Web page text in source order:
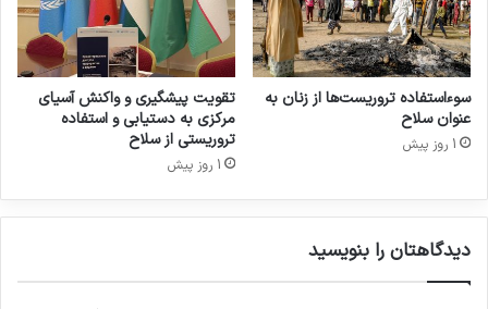
سوءاستفاده تروریست‌ها از زنان به
عنوان سلاح
1 روز پیش
تقویت پیشگیری و واکنش آسیای
مرکزی به دستیابی و استفاده
تروریستی از سلاح
1 روز پیش
دیدگاهتان را بنویسید